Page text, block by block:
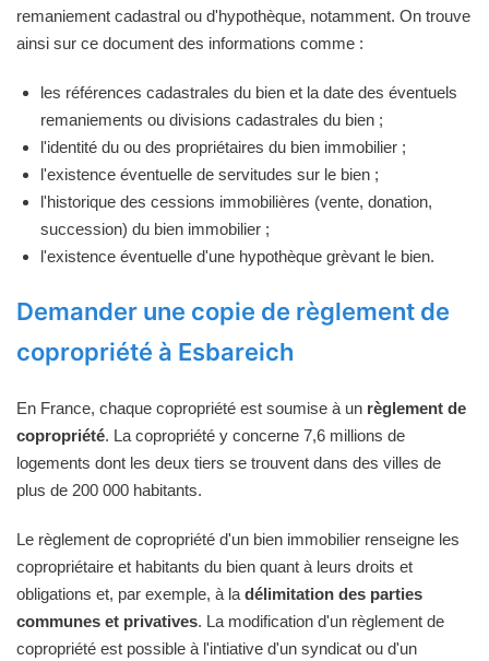
remaniement cadastral ou d'hypothèque, notamment. On trouve
ainsi sur ce document des informations comme :
les références cadastrales du bien et la date des éventuels
remaniements ou divisions cadastrales du bien ;
l'identité du ou des propriétaires du bien immobilier ;
l'existence éventuelle de servitudes sur le bien ;
l'historique des cessions immobilières (vente, donation,
succession) du bien immobilier ;
l'existence éventuelle d'une hypothèque grèvant le bien.
Demander une copie de règlement de
copropriété à Esbareich
En France, chaque copropriété est soumise à un règlement de
copropriété. La copropriété y concerne 7,6 millions de
logements dont les deux tiers se trouvent dans des villes de
plus de 200 000 habitants.
Le règlement de copropriété d'un bien immobilier renseigne les
copropriétaire et habitants du bien quant à leurs droits et
obligations et, par exemple, à la délimitation des parties
communes et privatives. La modification d'un règlement de
copropriété est possible à l'intiative d'un syndicat ou d'un